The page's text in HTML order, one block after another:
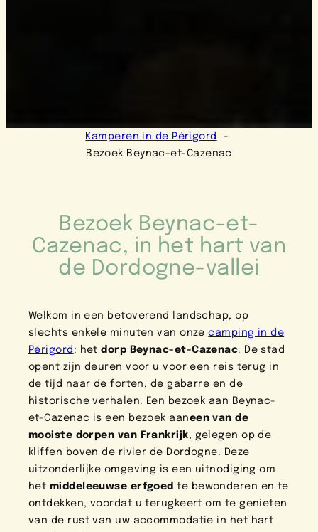
Kamperen in de Périgord
Bezoek Beynac-et-Cazenac
Bezoek Beynac-et-
Cazenac, in het hart van
de Dordogne-vallei
Welkom in een betoverend landschap, op
slechts enkele minuten van onzecamping in de
Périgord : hetdorp Beynac-et-Cazenac. De stad
opent zijn deuren voor u voor een reis terug in
de tijd naar de forten, de gabarre en de
historische verhalen. Een bezoek aan Beynac-
et-Cazenac is een bezoek aaneen van de
mooiste dorpen van Frankrijk, gelegen op de
kliffen boven de rivier de Dordogne. Deze
uitzonderlijke omgeving is een uitnodiging om
het middeleeuwse erfgoed te bewonderen en te
ontdekken, voordat u terugkeert om te genieten
van de rust van uw accommodatie in het hart